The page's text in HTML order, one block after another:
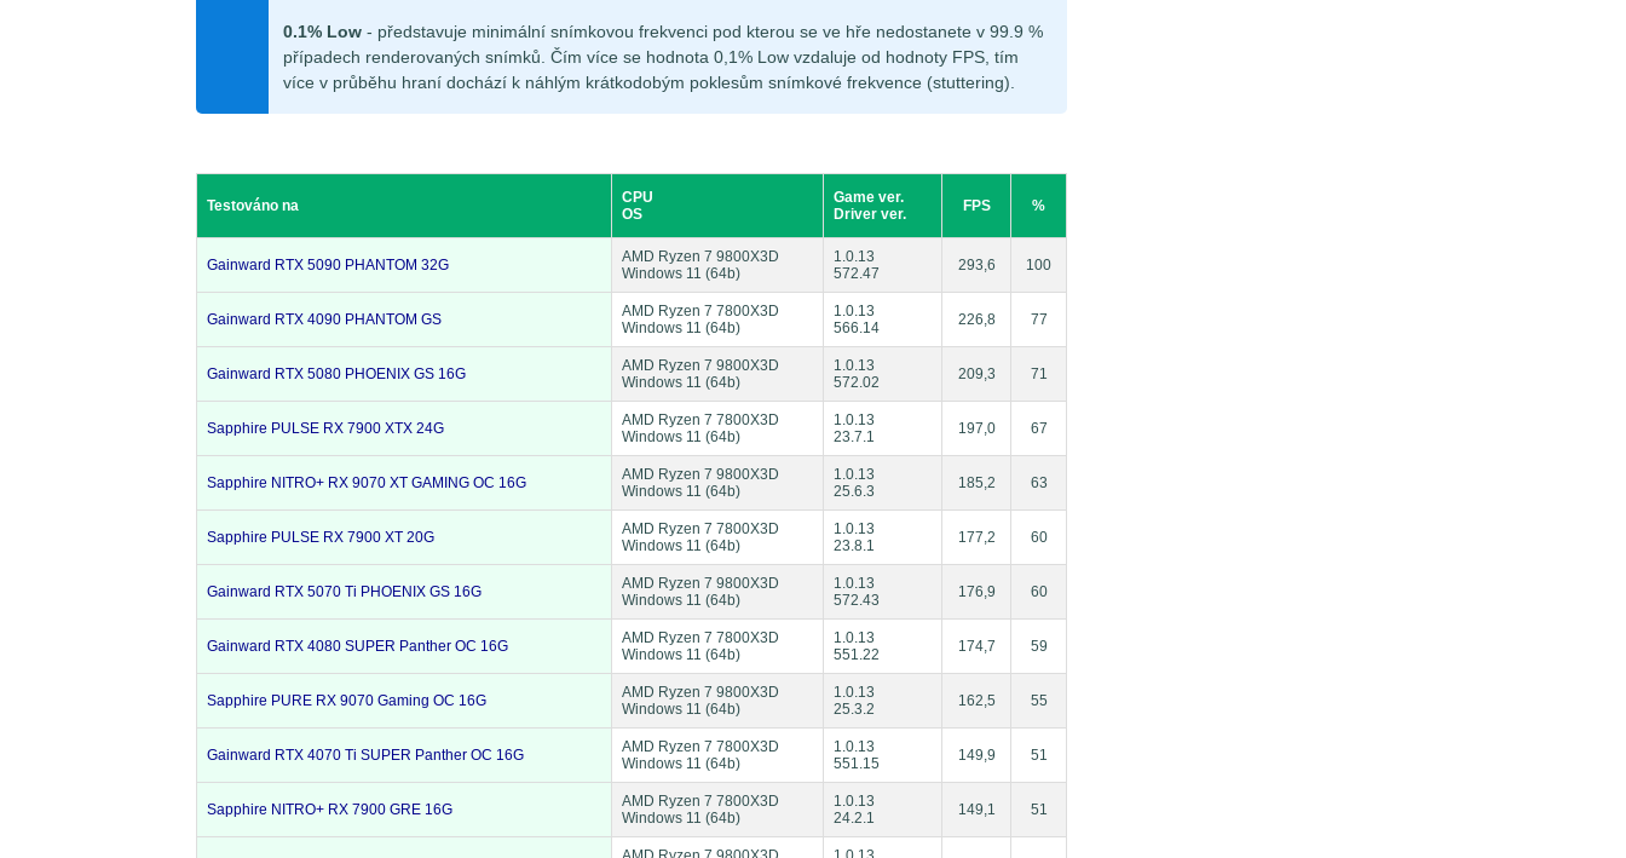
0.1% Low - představuje minimální snímkovou frekvenci pod kterou se ve hře nedostanete v 99.9 %
případech renderovaných snímků. Čím více se hodnota 0,1% Low vzdaluje od hodnoty FPS, tím
více v průběhu hraní dochází k náhlým krátkodobým poklesům snímkové frekvence (stuttering).
Testováno na
CPU
OS
Game ver.
Driver ver.
FPS %
Gainward RTX 5090 PHANTOM 32G
AMD Ryzen 7 9800X3D
Windows 11 (64b)
1.0.13
572.47
293,6 100
Gainward RTX 4090 PHANTOM GS
AMD Ryzen 7 7800X3D
Windows 11 (64b)
1.0.13
566.14
226,8 77
Gainward RTX 5080 PHOENIX GS 16G
AMD Ryzen 7 9800X3D
Windows 11 (64b)
1.0.13
572.02
209,3 71
Sapphire PULSE RX 7900 XTX 24G
AMD Ryzen 7 7800X3D
Windows 11 (64b)
1.0.13
23.7.1
197,0 67
Sapphire NITRO+ RX 9070 XT GAMING OC 16G
AMD Ryzen 7 9800X3D
Windows 11 (64b)
1.0.13
25.6.3
185,2 63
Sapphire PULSE RX 7900 XT 20G
AMD Ryzen 7 7800X3D
Windows 11 (64b)
1.0.13
23.8.1
177,2 60
Gainward RTX 5070 Ti PHOENIX GS 16G
AMD Ryzen 7 9800X3D
Windows 11 (64b)
1.0.13
572.43
176,9 60
Gainward RTX 4080 SUPER Panther OC 16G
AMD Ryzen 7 7800X3D
Windows 11 (64b)
1.0.13
551.22
174,7 59
Sapphire PURE RX 9070 Gaming OC 16G
AMD Ryzen 7 9800X3D
Windows 11 (64b)
1.0.13
25.3.2
162,5 55
Gainward RTX 4070 Ti SUPER Panther OC 16G
AMD Ryzen 7 7800X3D
Windows 11 (64b)
1.0.13
551.15
149,9 51
Sapphire NITRO+ RX 7900 GRE 16G
AMD Ryzen 7 7800X3D
Windows 11 (64b)
1.0.13
24.2.1
149,1 51